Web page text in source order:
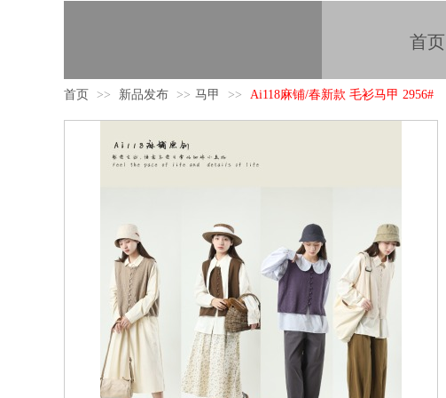
首页
首页 >> 新品发布 >> 马甲 >> Ai118麻铺/春新款 毛衫马甲 2956#